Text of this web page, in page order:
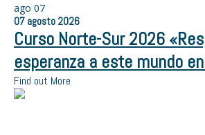
ago 07
07 agosto 2026
Curso Norte-Sur 2026
esperanza a este mundo
Find out More